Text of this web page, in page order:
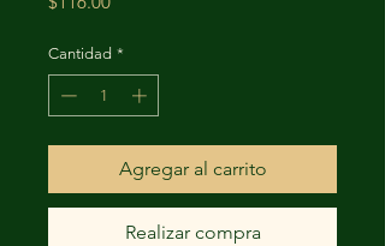
Cantidad *
Agregar al carrito
Realizar compra